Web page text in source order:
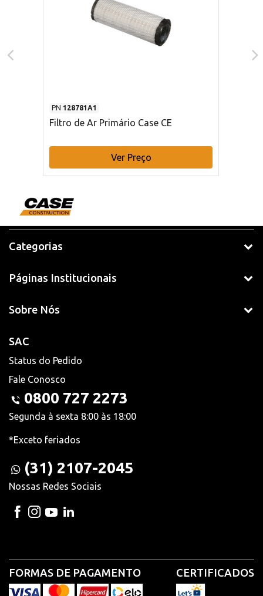
PN 128781A1
Filtro de Ar Primário Case CE
Ver Preço
Categorias
Páginas Institucionais
Sobre Nós
SAC
Status do Pedido
Fale Conosco
0800 727 2273
Segunda à sexta 8:00 às 18:00
*Exceto feriados
(31) 2107-2045
Nossas Redes Sociais
FORMAS DE PAGAMENTO CERTIFICADOS